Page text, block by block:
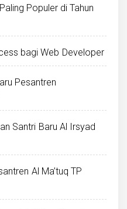
Populer di Tahun
bagi Web Developer
Pesantren
Santri Baru Al Irsyad
Al Ma’tuq TP